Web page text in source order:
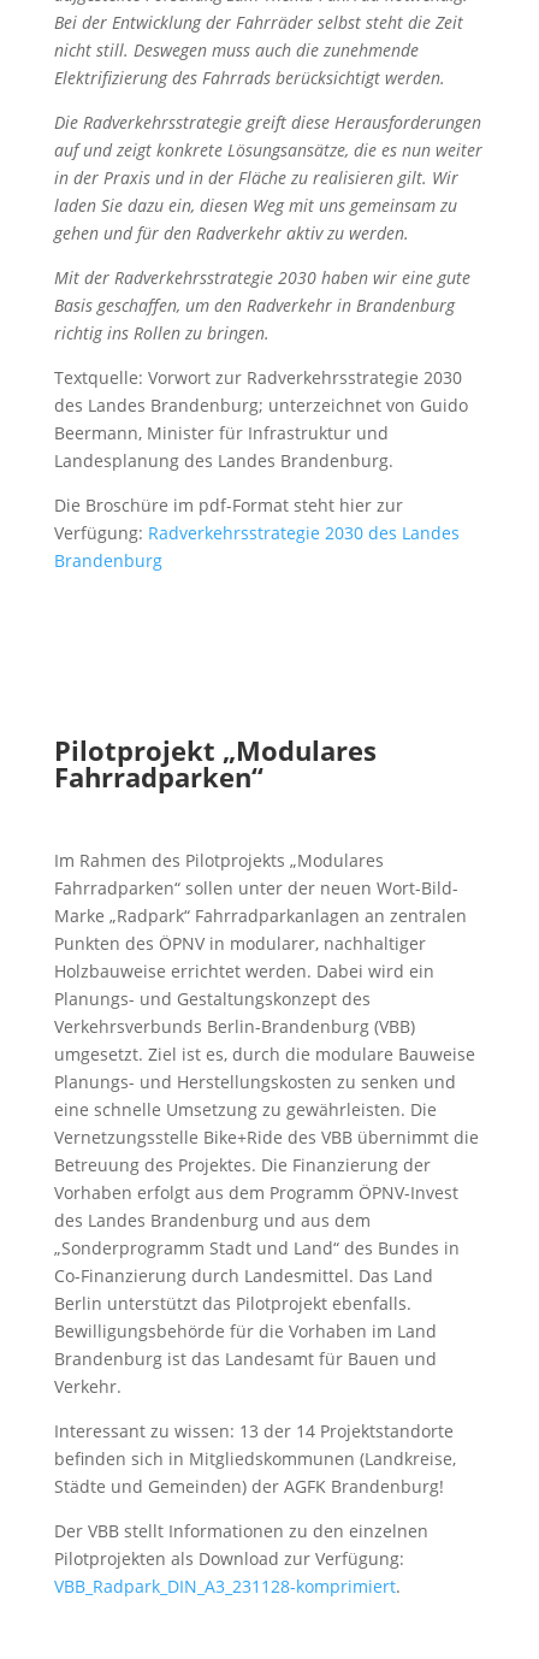
Bei der Entwicklung der Fahrräder selbst steht die Zeit
nicht still. Deswegen muss auch die zunehmende
Elektrifizierung des Fahrrads berücksichtigt werden.
Die Radverkehrsstrategie greift diese Herausforderungen
auf und zeigt konkrete Lösungsansätze, die es nun weiter
in der Praxis und in der Fläche zu realisieren gilt. Wir
laden Sie dazu ein, diesen Weg mit uns gemeinsam zu
gehen und für den Radverkehr aktiv zu werden.
Mit der Radverkehrsstrategie 2030 haben wir eine gute
Basis geschaffen, um den Radverkehr in Brandenburg
richtig ins Rollen zu bringen.
Textquelle: Vorwort zur Radverkehrsstrategie 2030
des Landes Brandenburg; unterzeichnet von Guido
Beermann, Minister für Infrastruktur und
Landesplanung des Landes Brandenburg.
Die Broschüre im pdf-Format steht hier zur
Verfügung: Radverkehrsstrategie 2030 des Landes
Brandenburg
Pilotprojekt „Modulares
Fahrradparken“
Im Rahmen des Pilotprojekts „Modulares
Fahrradparken“ sollen unter der neuen Wort-Bild-
Marke „Radpark“ Fahrradparkanlagen an zentralen
Punkten des ÖPNV in modularer, nachhaltiger
Holzbauweise errichtet werden. Dabei wird ein
Planungs- und Gestaltungskonzept des
Verkehrsverbunds Berlin-Brandenburg (VBB)
umgesetzt. Ziel ist es, durch die modulare Bauweise
Planungs- und Herstellungskosten zu senken und
eine schnelle Umsetzung zu gewährleisten. Die
Vernetzungsstelle Bike+Ride des VBB übernimmt die
Betreuung des Projektes. Die Finanzierung der
Vorhaben erfolgt aus dem Programm ÖPNV-Invest
des Landes Brandenburg und aus dem
„Sonderprogramm Stadt und Land“ des Bundes in
Co-Finanzierung durch Landesmittel. Das Land
Berlin unterstützt das Pilotprojekt ebenfalls.
Bewilligungsbehörde für die Vorhaben im Land
Brandenburg ist das Landesamt für Bauen und
Verkehr.
Interessant zu wissen: 13 der 14 Projektstandorte
befinden sich in Mitgliedskommunen (Landkreise,
Städte und Gemeinden) der AGFK Brandenburg!
Der VBB stellt Informationen zu den einzelnen
Pilotprojekten als Download zur Verfügung:
VBB_Radpark_DIN_A3_231128-komprimiert.